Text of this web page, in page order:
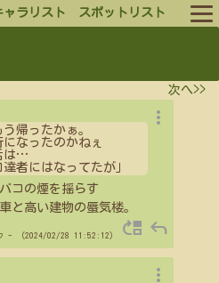
ャラリスト スポットリスト
ログイン
ログアウト
次へ>>
う帰ったかぁ。
なったのかねぇ
は…
者にはなってたが」
コの煙を揺らす
と高い建物の蜃気楼。
more_vert
- （2024/02/28 11:52:12） move_up reply
more_vert